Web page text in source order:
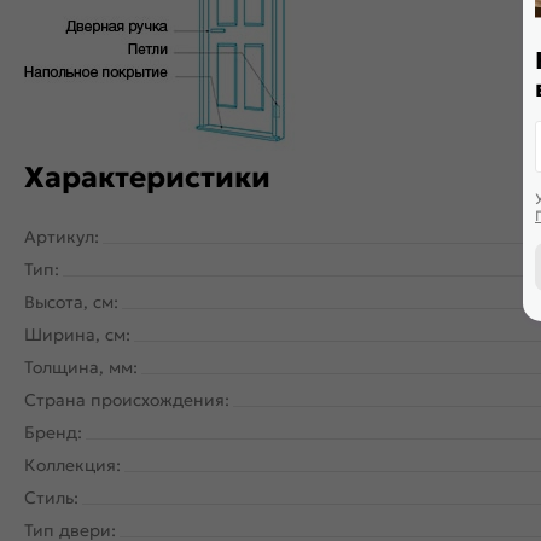
Характеристики
Артикул:
Тип:
Высота, см:
Ширина, см:
Толщина, мм:
Страна происхождения:
Бренд:
Коллекция:
Стиль:
Тип двери: